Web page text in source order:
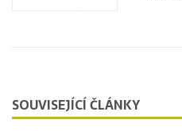
SOUVISEJÍCÍ ČLÁNKY